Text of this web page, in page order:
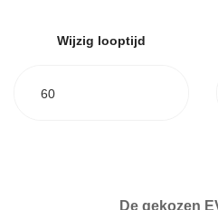
Wijzig looptijd
60